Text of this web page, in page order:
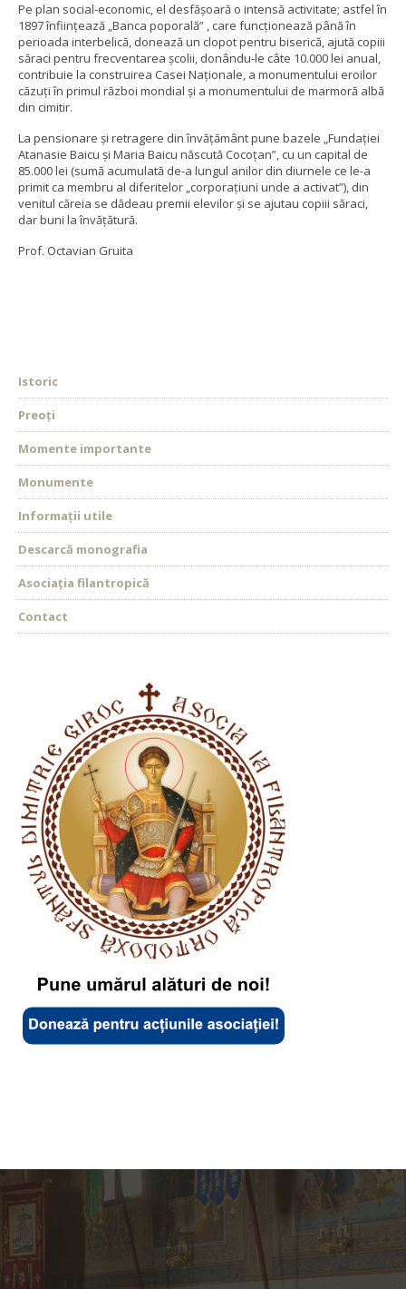
Pe plan social-economic, el desfăşoară o intensă activitate; astfel în
1897 înfiinţează „Banca poporală” , care funcţionează până în
perioada interbelică, donează un clopot pentru biserică, ajută copiii
săraci pentru frecventarea şcolii, donându-le câte 10.000 lei anual,
contribuie la construirea Casei Naţionale, a monumentului eroilor
căzuţi în primul război mondial şi a monumentului de marmoră albă
din cimitir.
La pensionare şi retragere din învăţământ pune bazele „Fundaţiei
Atanasie Baicu şi Maria Baicu născută Cocoţan”, cu un capital de
85.000 lei (sumă acumulată de-a lungul anilor din diurnele ce le-a
primit ca membru al diferitelor „corporaţiuni unde a activat”), din
venitul căreia se dădeau premii elevilor şi se ajutau copiii săraci,
dar buni la învăţătură.
Prof. Octavian Gruita
Istoric
Preoți
Momente importante
Monumente
Informații utile
Descarcă monografia
Asociația filantropică
Contact